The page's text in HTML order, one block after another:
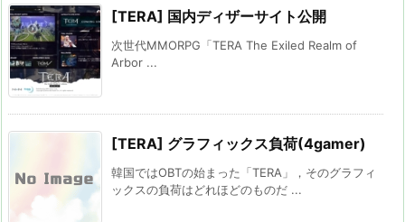
[TERA] 国内ディザーサイト公開
次世代MMORPG「TERA The Exiled Realm of
Arbor ...
[TERA] グラフィックス負荷(4gamer)
韓国ではOBTの始まった「TERA」，そのグラフィ
ックスの負荷はどれほどのものだ ...